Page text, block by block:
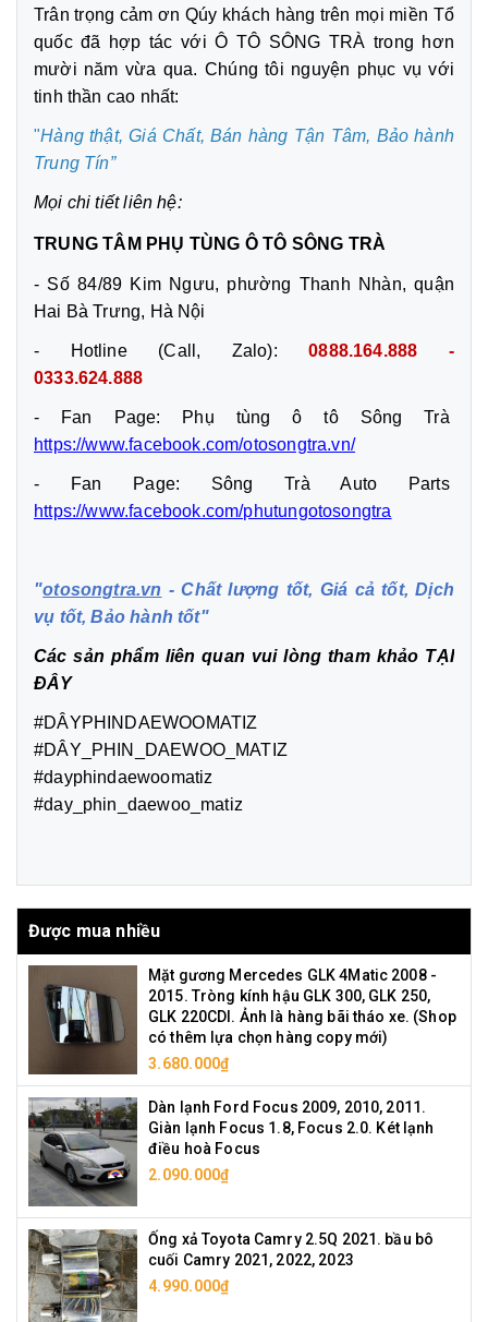
Trân trọng cảm ơn Qúy khách hàng trên mọi miền Tổ
quốc đã hợp tác với Ô TÔ SÔNG TRÀ trong hơn
mười năm vừa qua. Chúng tôi nguyện phục vụ với
tinh thần cao nhất:
"Hàng thật, Giá Chất, Bán hàng Tận Tâm, Bảo hành
Trung Tín”
Mọi chi tiết liên hệ:
TRUNG TÂM PHỤ TÙNG Ô TÔ SÔNG TRÀ
- Số 84/89 Kim Ngưu, phường Thanh Nhàn, quận
Hai Bà Trưng, Hà Nội
- Hotline (Call, Zalo):0888.164.888 -
0333.624.888
- Fan Page: Phụ tùng ô tô Sông Trà
https://www.facebook.com/otosongtra.vn/
- Fan Page: Sông Trà Auto Parts
https://www.facebook.com/phutungotosongtra
"otosongtra.vn - Chất lượng tốt, Giá cả tốt, Dịch
vụ tốt, Bảo hành tốt"
Các sản phẩm liên quan vui lòng tham khảo TẠI
ĐÂY
#DÂYPHINDAEWOOMATIZ
#DÂY_PHIN_DAEWOO_MATIZ
#dayphindaewoomatiz
#day_phin_daewoo_matiz
Được mua nhiều
Mặt gương Mercedes GLK 4Matic 2008 -
2015. Tròng kính hậu GLK 300, GLK 250,
GLK 220CDI. Ảnh là hàng bãi tháo xe. (Shop
có thêm lựa chọn hàng copy mới)
3.680.000₫
Dàn lạnh Ford Focus 2009, 2010, 2011.
Giàn lạnh Focus 1.8, Focus 2.0. Két lạnh
điều hoà Focus
2.090.000₫
Ống xả Toyota Camry 2.5Q 2021. bầu bô
cuối Camry 2021, 2022, 2023
4.990.000₫